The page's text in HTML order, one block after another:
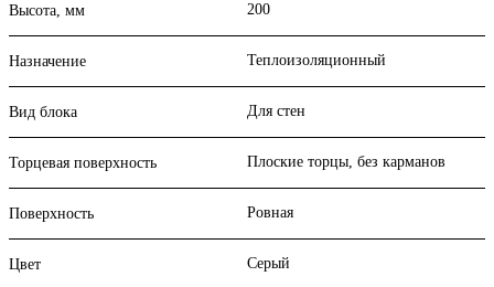
Высота, мм 200
Назначение Теплоизоляционный
Вид блока Для стен
Торцевая поверхность Плоские торцы, без карманов
Поверхность Ровная
Цвет Серый